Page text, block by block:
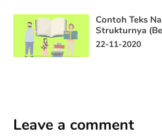
Contoh Teks
Strukturnya
22-11-2020
Leave a comment